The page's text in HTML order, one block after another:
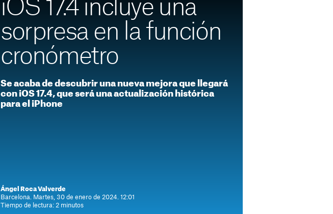
iOS 17.4 incluye una
sorpresa en la función
cronómetro
Se acaba de descubrir una nueva mejora que llegará
con iOS 17.4, que será una actualización histórica
para el iPhone
Ángel Roca Valverde
Barcelona. Martes, 30 de enero de 2024. 12:01
Tiempo de lectura: 2 minutos